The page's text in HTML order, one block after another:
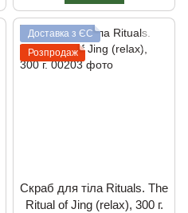
Доставка з ЄС
Розпродаж
Скраб для тiла Rituals. The
Ritual of Jing (relax), 300 г.